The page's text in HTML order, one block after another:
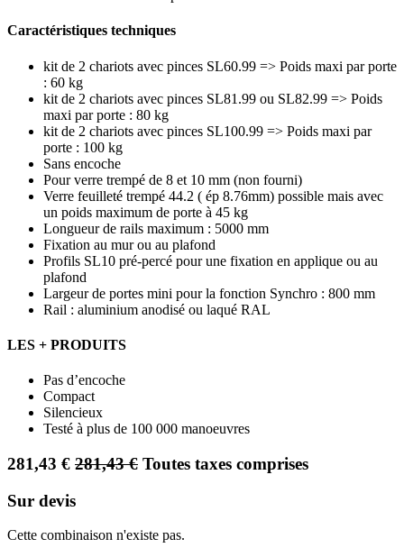
Caractéristiques techniques
kit de 2 chariots avec pinces SL60.99 => Poids maxi par porte
: 60 kg
kit de 2 chariots avec pinces SL81.99 ou SL82.99 => Poids
maxi par porte : 80 kg
kit de 2 chariots avec pinces SL100.99 => Poids maxi par
porte : 100 kg
Sans encoche
Pour verre trempé de 8 et 10 mm (non fourni)
Verre feuilleté trempé 44.2 ( ép 8.76mm) possible mais avec
un poids maximum de porte à 45 kg
Longueur de rails maximum : 5000 mm
Fixation au mur ou au plafond
Profils SL10 pré-percé pour une fixation en applique ou au
plafond
Largeur de portes mini pour la fonction Synchro : 800 mm
Rail : aluminium anodisé ou laqué RAL
LES + PRODUITS
Pas d’encoche
Compact
Silencieux
Testé à plus de 100 000 manoeuvres
281,43 € 281,43€ Toutes taxes comprises
Sur devis
Cette combinaison n'existe pas.